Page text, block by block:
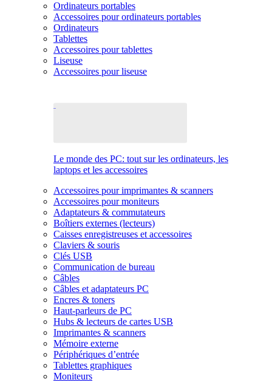
Ordinateurs portables
Accessoires pour ordinateurs portables
Ordinateurs
Tablettes
Accessoires pour tablettes
Liseuse
Accessoires pour liseuse
Le monde des PC: tout sur les ordinateurs, les
laptops et les accessoires
Accessoires pour imprimantes & scanners
Accessoires pour moniteurs
Adaptateurs & commutateurs
Boîtiers externes (lecteurs)
Caisses enregistreuses et accessoires
Claviers & souris
Clés USB
Communication de bureau
Câbles
Câbles et adaptateurs PC
Encres & toners
Haut-parleurs de PC
Hubs & lecteurs de cartes USB
Imprimantes & scanners
Mémoire externe
Périphériques d’entrée
Tablettes graphiques
Moniteurs